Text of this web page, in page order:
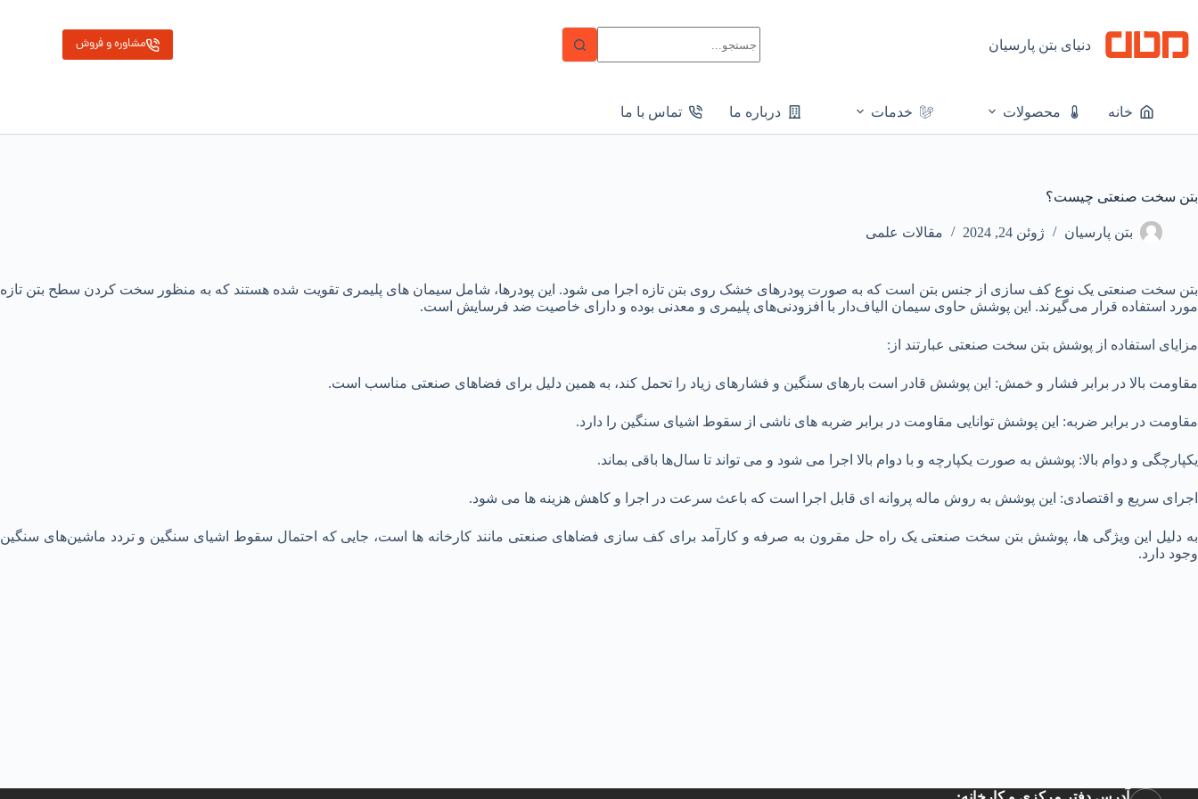
محتوا
دنیای بتن پارسیان
نتیجه
مشاوره و فروش
خانه محصولات خدمات درباره ما تماس با ما
بتن سخت صنعتی چیست؟
بتن پارسیان ژوئن 24, 2024 مقالات علمی
بتن سخت صنعتی یک نوع کف سازی از جنس بتن است که به صورت پودرهای خشک روی بتن تازه اجرا می ‌شود. این پودرها، شامل سیمان‌ های پلیمری تقویت ‌شده هستند که به منظور سخت کردن سطح بتن تازه
مورد استفاده قرار می‌گیرند. این پوشش حاوی سیمان الیاف‌دار با افزودنی‌های پلیمری و معدنی بوده و دارای خاصیت ضد فرسایش است.
مزایای استفاده از پوشش بتن سخت صنعتی عبارتند از:
مقاومت بالا در برابر فشار و خمش: این پوشش قادر است بارهای سنگین و فشارهای زیاد را تحمل کند، به همین دلیل برای فضاهای صنعتی مناسب است.
مقاومت در برابر ضربه: این پوشش توانایی مقاومت در برابر ضربه‌ های ناشی از سقوط اشیای سنگین را دارد.
یکپارچگی و دوام بالا: پوشش به صورت یکپارچه و با دوام بالا اجرا می ‌شود و می ‌تواند تا سال‌ها باقی بماند.
اجرای سریع و اقتصادی: این پوشش به روش ماله پروانه ‌ای قابل اجرا است که باعث سرعت در اجرا و کاهش هزینه‌ ها می ‌شود.
به دلیل این ویژگی ‌ها، پوشش بتن سخت صنعتی یک راه حل مقرون به صرفه و کارآمد برای کف سازی فضاهای صنعتی مانند کارخانه ‌ها است، جایی که احتمال سقوط اشیای سنگین و تردد ماشین‌های سنگین
وجود دارد.